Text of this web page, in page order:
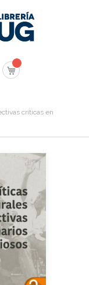
Mi carrito
críticas en